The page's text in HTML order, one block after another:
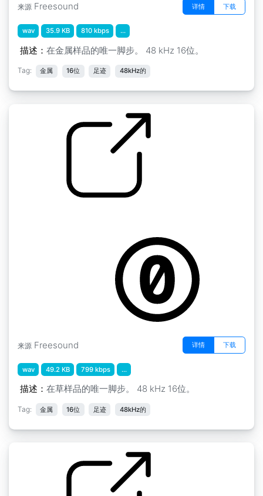
来源 Freesound 详情 下载
wav 35.9 KB 810 kbps ...
描述： 在金属样品的唯一脚步。 48 kHz 16位。
Tag: 金属 16位 足迹 48kHz的
来源 Freesound 详情 下载
wav 49.2 KB 799 kbps ...
描述： 在草样品的唯一脚步。 48 kHz 16位。
Tag: 金属 16位 足迹 48kHz的